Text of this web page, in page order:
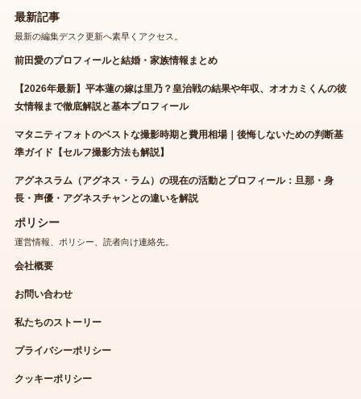
最新記事
最新の編集デスク更新へ素早くアクセス。
前田愛のプロフィールと結婚・家族情報まとめ
【2026年最新】平本蓮の嫁は里乃？皇治戦の結果や年収、オオカミくんの彼
女情報まで徹底解説と基本プロフィール
マタニティフォトのベストな撮影時期と費用相場｜後悔しないための判断基
準ガイド【セルフ撮影方法も解説】
アグネスラム（アグネス・ラム）の現在の活動とプロフィール：旦那・身
長・声優・アグネスチャンとの違いを解説
ポリシー
運営情報、ポリシー、読者向け連絡先。
会社概要
お問い合わせ
私たちのストーリー
プライバシーポリシー
クッキーポリシー